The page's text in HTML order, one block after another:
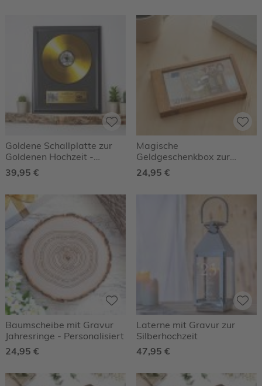
Goldene Schallplatte zur
Goldenen Hochzeit -
Personalisiert
39,95 €
Magische
Geldgeschenkbox zur
Hochzeit
24,95 €
Baumscheibe mit Gravur
Jahresringe - Personalisiert
24,95 €
Laterne mit Gravur zur
Silberhochzeit
47,95 €